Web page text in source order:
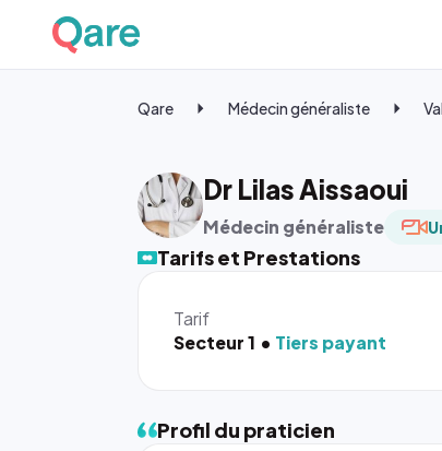
Qare Médecin généraliste
Dr Lilas Aissaoui
Médecin généraliste
Tarifs et Prestations
Tarif
Secteur 1
Tiers payant
Profil du praticien